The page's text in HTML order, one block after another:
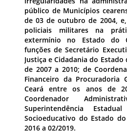
público de Municípios
de 03 de outubro de 2004,
policiais militares na
extermínio no Estado do
funções de Secretário
Justiça e Cidadania do
de 2007 a 2010; de
Financeiro da Procuradoria
Ceará entre os anos de
Coordenador
Superintendência
Socioeducativo do Estado
2016 a 02/2019.